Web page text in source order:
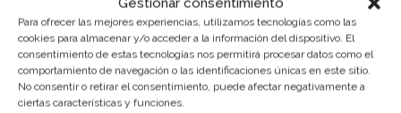
Para ofrecer las mejores experiencias, utilizamos tecnologías como las
cookies para almacenar y/o acceder a la información del dispositivo. El
consentimiento de estas tecnologías nos permitirá procesar datos como el
comportamiento de navegación o las identificaciones únicas en este sitio.
No consentir o retirar el consentimiento, puede afectar negativamente a
ciertas características y funciones.
SKU: 3084
Categoría: Aniversario-San Valentín